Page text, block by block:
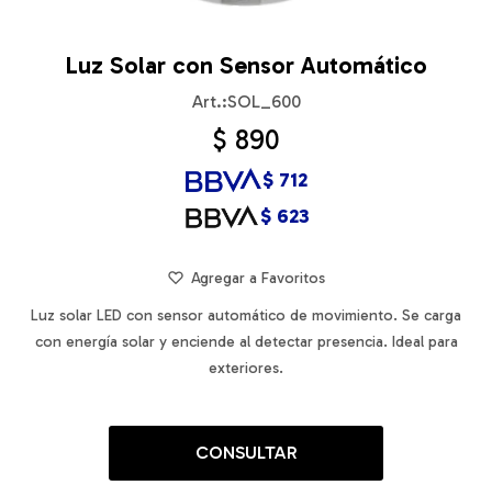
Luz Solar con Sensor Automático
SOL_600
$ 890
$ 623
$ 712
Luz solar LED con sensor automático de movimiento. Se carga
con energía solar y enciende al detectar presencia. Ideal para
exteriores.
CONSULTAR